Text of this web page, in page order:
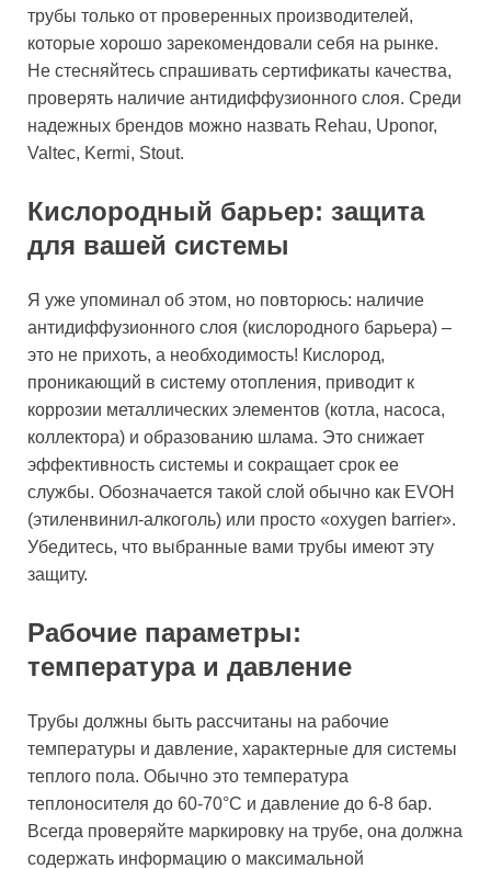
трубы только от проверенных производителей,
которые хорошо зарекомендовали себя на рынке.
Не стесняйтесь спрашивать сертификаты качества,
проверять наличие антидиффузионного слоя. Среди
надежных брендов можно назвать Rehau, Uponor,
Valtec, Kermi, Stout.
Кислородный барьер: защита
для вашей системы
Я уже упоминал об этом, но повторюсь: наличие
антидиффузионного слоя (кислородного барьера) –
это не прихоть, а необходимость! Кислород,
проникающий в систему отопления, приводит к
коррозии металлических элементов (котла, насоса,
коллектора) и образованию шлама. Это снижает
эффективность системы и сокращает срок ее
службы. Обозначается такой слой обычно как EVOH
(этиленвинил-алкоголь) или просто «oxygen barrier».
Убедитесь, что выбранные вами трубы имеют эту
защиту.
Рабочие параметры:
температура и давление
Трубы должны быть рассчитаны на рабочие
температуры и давление, характерные для системы
теплого пола. Обычно это температура
теплоносителя до 60-70°C и давление до 6-8 бар.
Всегда проверяйте маркировку на трубе, она должна
содержать информацию о максимальной